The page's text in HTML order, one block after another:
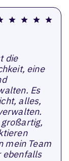
die
eine
Es
alles,
mein Team
ebenfalls